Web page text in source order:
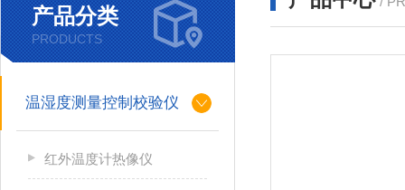
产品分类
PRODUCTS
温湿度测量控制校验仪
红外温度计热像仪